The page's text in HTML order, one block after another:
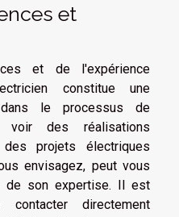
et
et de l'expérience
constitue une
dans le processus de
voir des réalisations
des projets électriques
envisagez, peut vous
de son expertise. Il est
directement